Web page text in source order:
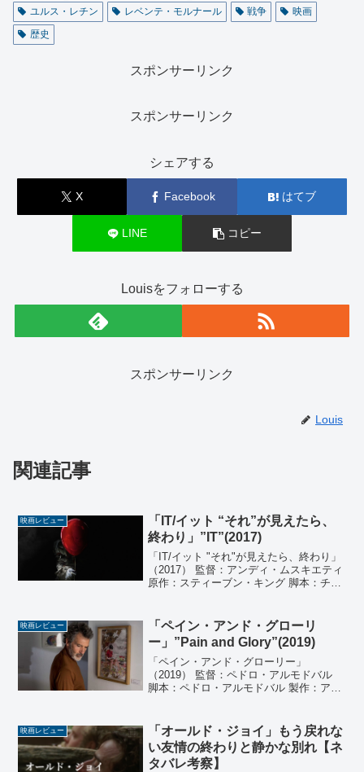
ユルス・レチン
レベンテ・モルナール 戦争
映画
歴史
スポンサーリンク
スポンサーリンク
シェアする
X Facebook はてブ
LINE コピー
Louisをフォローする
スポンサーリンク
Louis
関連記事
映画レビュー
「IT/イット “それ”が見えたら、
終わり」”IT”(2017)
「IT/イット "それ"が見えたら、終わり」
（2017） 監督：アンディ・ムスキエティ
原作：スティーブン・キング 脚本：チェ
ー、ダン・リン、セス・グラハム＝スミ
ス、...
映画レビュー
「ペイン・アンド・グローリ
ー」”Pain and Glory”(2019)
「ペイン・アンド・グローリー」
（2019） 監督：ペドロ・アルモドバル
脚本：ペドロ・アルモドバル 製作：アグ
アルカイネ 編集：テレサ・フォント 衣
装：パオラ・トレ...
映画レビュー
「オールド・ジョイ」もう戻れな
い友情の終わりと静かな別れ【ネ
タバレ考察】